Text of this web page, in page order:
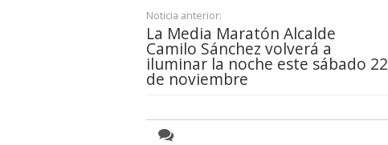
Noticia anterior:
La Media Maratón Alcalde
Camilo Sánchez volverá a
iluminar la noche este sábado 22
de noviembre